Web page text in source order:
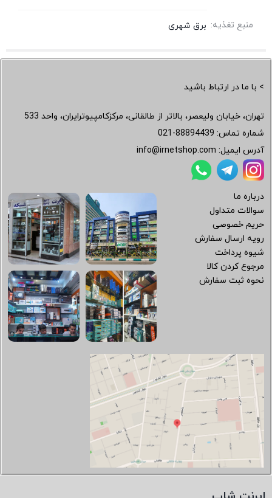
منبع تغذیه: برق شهری
> با ما در ارتباط باشید
تهران، خیابان ولیعصر، بالاتر از طالقانی، مرکزکامپیوترایران، واحد 533
شماره تماس: 021-88894439
آدرس ایمیل: info@irnetshop.com
درباره ما
سوالات متداول
حریم خصوصی
رویه ارسال سفارش
شیوه پرداخت
مرجوع کردن کالا
نحوه ثبت سفارش